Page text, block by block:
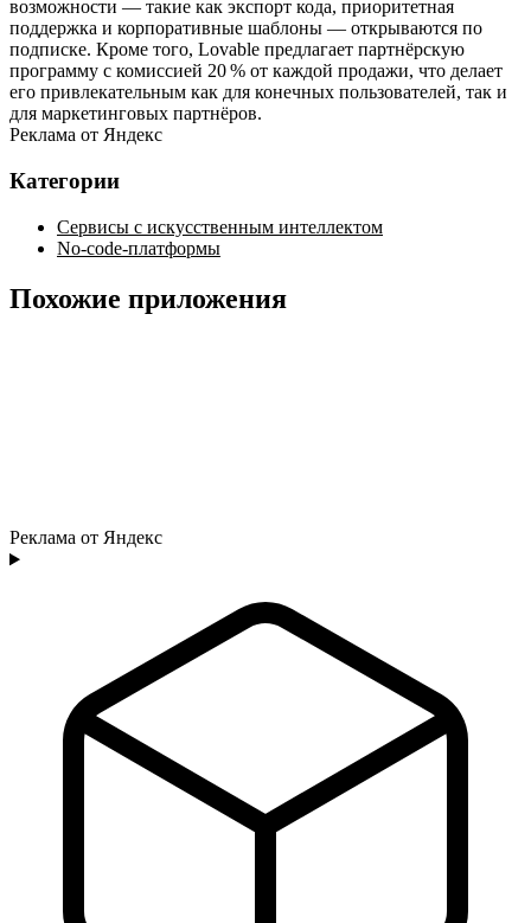
возможности — такие как экспорт кода, приоритетная
поддержка и корпоративные шаблоны — открываются по
подписке. Кроме того, Lovable предлагает партнёрскую
программу с комиссией 20 % от каждой продажи, что делает
его привлекательным как для конечных пользователей, так и
для маркетинговых партнёров.
Реклама от Яндекс
Категории
Сервисы с искусственным интеллектом
No-code-платформы
Похожие приложения
Реклама от Яндекс